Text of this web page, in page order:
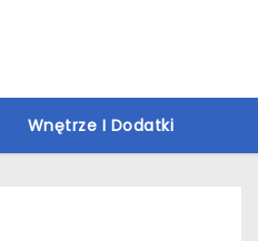
Wnętrze I Dodatki